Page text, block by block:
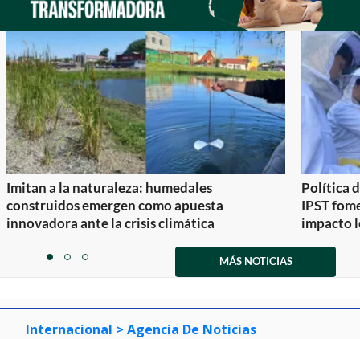
Imitan a la naturaleza: humedales
construidos emergen como apuesta
innovadora ante la crisis climática
Política
IPST
impacto
itemitemitem
MÁS NOTICIAS
Internacional > Agencia De Noticias